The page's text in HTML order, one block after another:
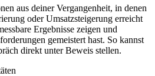
aus deiner Vergangenheit, in denen
oder Umsatzsteigerung erreicht
Ergebnisse zeigen und
gemeistert hast. So kannst
direkt unter Beweis stellen.